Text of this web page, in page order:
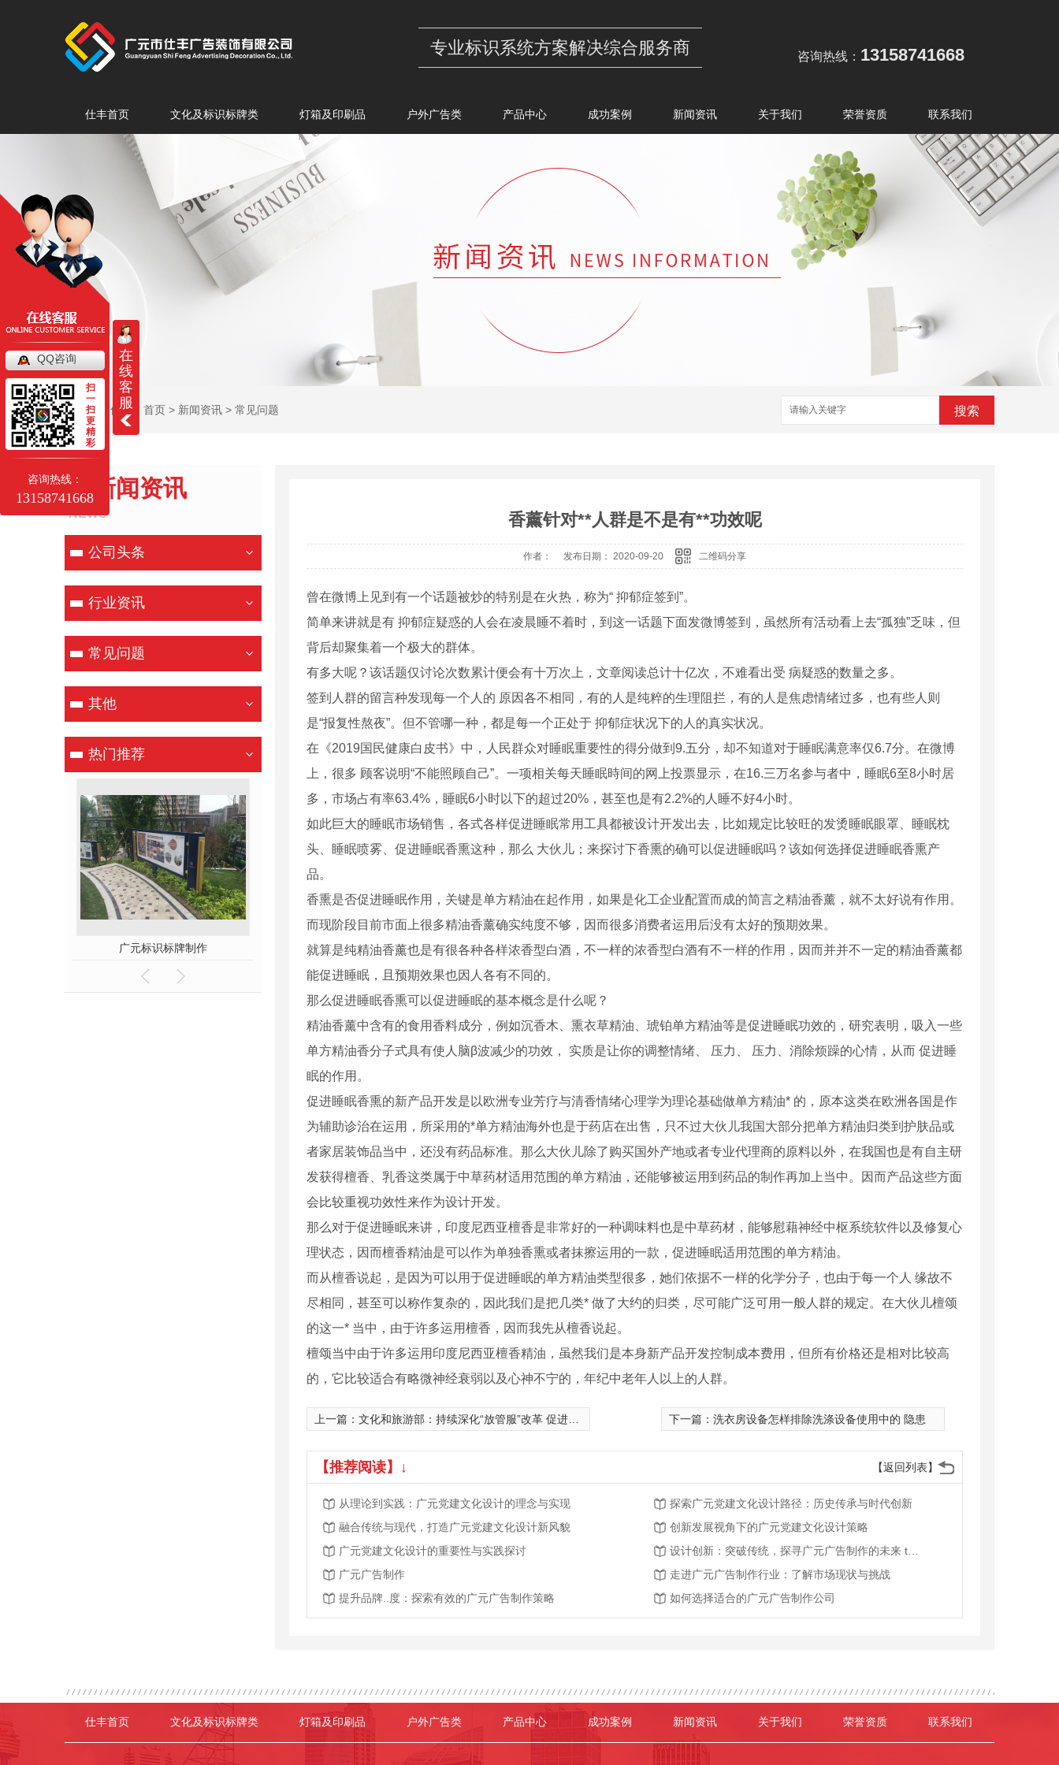
专业标识系统方案解决综合服务商 咨询热线： 13158741668
仕丰首页 文化及标识标牌类 灯箱及印刷品 户外广告类 产品中心 成功案例 新闻资讯 关于我们 荣誉资质 联系我们
当前位置： 首页 > 新闻资讯 > 常见问题 搜索
新闻资讯
NEWS
公司头条
行业资讯
常见问题
其他
热门推荐
广元标识标牌制作
香薰针对**人群是不是有**功效呢
作者： 发布日期： 2020-09-20 二维码分享
曾在微博上见到有一个话题被炒的特别是在火热，称为“ 抑郁症签到”。
简单来讲就是有 抑郁症疑惑的人会在凌晨睡不着时，到这一话题下面发微博签到，虽然所有活动看上去“孤独”乏味，但
背后却聚集着一个极大的群体。
有多大呢？该话题仅讨论次数累计便会有十万次上，文章阅读总计十亿次，不难看出受 病疑惑的数量之多。
签到人群的留言种发现每一个人的 原因各不相同，有的人是纯粹的生理阻拦，有的人是焦虑情绪过多，也有些人则
是“报复性熬夜”。但不管哪一种，都是每一个正处于 抑郁症状况下的人的真实状况。
在《2019国民健康白皮书》中，人民群众对睡眠重要性的得分做到9.五分，却不知道对于睡眠满意率仅6.7分。在微博
上，很多 顾客说明“不能照顾自己”。一项相关每天睡眠時间的网上投票显示，在16.三万名参与者中，睡眠6至8小时居
多，市场占有率63.4%，睡眠6小时以下的超过20%，甚至也是有2.2%的人睡不好4小时。
如此巨大的睡眠市场销售，各式各样促进睡眠常用工具都被设计开发出去，比如规定比较旺的发烫睡眠眼罩、睡眠枕
头、睡眠喷雾、促进睡眠香熏这种，那么 大伙儿；来探讨下香熏的确可以促进睡眠吗？该如何选择促进睡眠香熏产
品。
香熏是否促进睡眠作用，关键是单方精油在起作用，如果是化工企业配置而成的简言之精油香薰，就不太好说有作用。
而现阶段目前市面上很多精油香薰确实纯度不够，因而很多消费者运用后没有太好的预期效果。
就算是纯精油香薰也是有很各种各样浓香型白酒，不一样的浓香型白酒有不一样的作用，因而并并不一定的精油香薰都
能促进睡眠，且预期效果也因人各有不同的。
那么促进睡眠香熏可以促进睡眠的基本概念是什么呢？
精油香薰中含有的食用香料成分，例如沉香木、熏衣草精油、琥铂单方精油等是促进睡眠功效的，研究表明，吸入一些
单方精油香分子式具有使人脑β波减少的功效， 实质是让你的调整情绪、 压力、 压力、消除烦躁的心情，从而 促进睡
眠的作用。
促进睡眠香熏的新产品开发是以欧洲专业芳疗与清香情绪心理学为理论基础做单方精油* 的，原本这类在欧洲各国是作
为辅助诊治在运用，所采用的*单方精油海外也是于药店在出售，只不过大伙儿我国大部分把单方精油归类到护肤品或
者家居装饰品当中，还没有药品标准。那么大伙儿除了购买国外产地或者专业代理商的原料以外，在我国也是有自主研
发获得檀香、乳香这类属于中草药材适用范围的单方精油，还能够被运用到药品的制作再加上当中。因而产品这些方面
会比较重视功效性来作为设计开发。
那么对于促进睡眠来讲，印度尼西亚檀香是非常好的一种调味料也是中草药材，能够慰藉神经中枢系统软件以及修复心
理状态，因而檀香精油是可以作为单独香熏或者抹擦运用的一款，促进睡眠适用范围的单方精油。
而从檀香说起，是因为可以用于促进睡眠的单方精油类型很多，她们依据不一样的化学分子，也由于每一个人 缘故不
尽相同，甚至可以称作复杂的，因此我们是把几类* 做了大约的归类，尽可能广泛可用一般人群的规定。在大伙儿檀颂
的这一* 当中，由于许多运用檀香，因而我先从檀香说起。
檀颂当中由于许多运用印度尼西亚檀香精油，虽然我们是本身新产品开发控制成本费用，但所有价格还是相对比较高
的，它比较适合有略微神经衰弱以及心神不宁的，年纪中老年人以上的人群。
上一篇： 文化和旅游部：持续深化“放管服”改革 促进演出市场繁荣发展 下一篇： 洗衣房设备怎样排除洗涤设备使用中的 隐患
【返回列表】
【推荐阅读】↓
从理论到实践：广元党建文化设计的理念与实现
探索广元党建文化设计路径：历史传承与时代创新
融合传统与现代，打造广元党建文化设计新风貌
创新发展视角下的广元党建文化设计策略
广元党建文化设计的重要性与实践探讨
广元广告制作
走进广元广告制作行业：了解市场现状与挑战
提升品牌..度：探索有效的广元广告制作策略
如何选择适合的广元广告制作公司
仕丰首页 文化及标识标牌类 灯箱及印刷品 户外广告类 产品中心 成功案例 新闻资讯 关于我们 荣誉资质 联系我们
在
线
客
服
QQ咨询
扫
一
扫
更
精
彩
咨询热线：
13158741668